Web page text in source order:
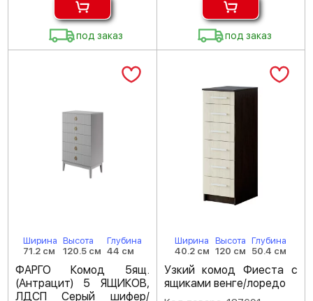
под заказ под заказ
Ширина
71.2 см
Высота
120.5 см
Глубина
44 см
ФАРГО Комод 5ящ.
(Антрацит) 5 ЯЩИКОВ,
ЛДСП Серый шифер/
Ширина
40.2 см
Высота
120 см
Глубина
50.4 см
Узкий комод Фиеста с
ящиками венге/лоредо